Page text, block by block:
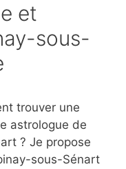
et
sous-
trouver une
astrologue de
? Je propose
sous-Sénart